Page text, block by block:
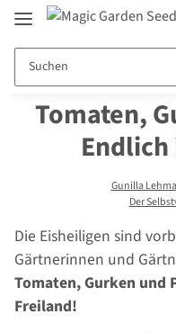
Tomaten,
Gunilla
Der
Die Eisheiligen sind
Gärtnerinnen und
Tomaten, Gurken und
Freiland!